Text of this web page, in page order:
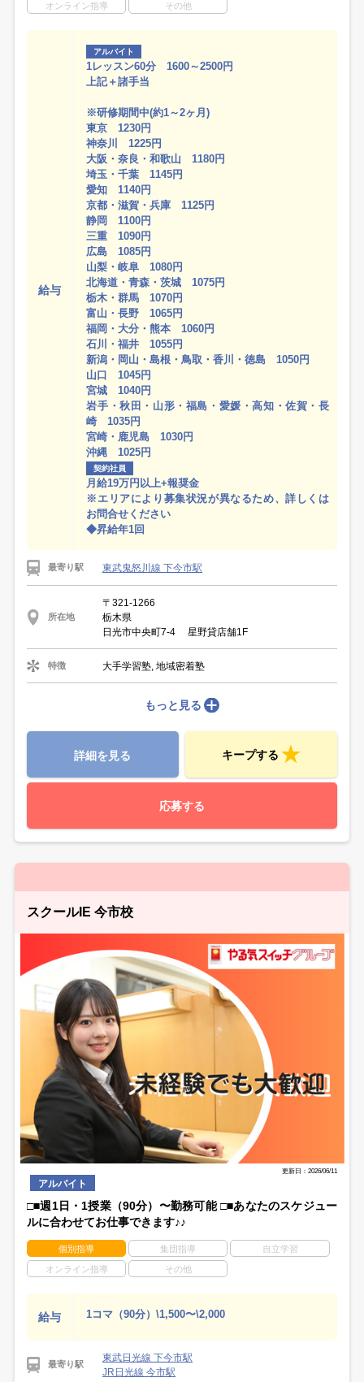
オンライン指導 その他
給与
アルバイト
1レッスン60分 1600～2500円
上記＋諸手当
※研修期間中(約1～2ヶ月)
東京 1230円
神奈川 1225円
大阪・奈良・和歌山 1180円
埼玉・千葉 1145円
愛知 1140円
京都・滋賀・兵庫 1125円
静岡 1100円
三重 1090円
広島 1085円
山梨・岐阜 1080円
北海道・青森・茨城 1075円
栃木・群馬 1070円
富山・長野 1065円
福岡・大分・熊本 1060円
石川・福井 1055円
新潟・岡山・島根・鳥取・香川・徳島 1050円
山口 1045円
宮城 1040円
岩手・秋田・山形・福島・愛媛・高知・佐賀・長
崎 1035円
宮崎・鹿児島 1030円
沖縄 1025円
契約社員
月給19万円以上+報奨金
※エリアにより募集状況が異なるため、詳しくは
お問合せください
◆昇給年1回
最寄り駅 東武鬼怒川線 下今市駅
所在地
〒321-1266
栃木県
日光市中央町7-4 星野貸店舗1F
特徴 大手学習塾, 地域密着塾
もっと見る
詳細を見る キープする
応募する
スクールIE 今市校
更新日：2026/06/11
アルバイト
□■週1日・1授業（90分）〜勤務可能 □■あなたのスケジュー
ルに合わせてお仕事できます♪♪
個別指導 集団指導 自立学習
オンライン指導 その他
給与 1コマ（90分）\1,500〜\2,000
最寄り駅
東武日光線 下今市駅
JR日光線 今市駅